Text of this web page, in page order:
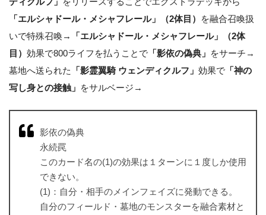
「エルシャドール・メシャフレール」（2体目）
を融合召喚扱
いで特殊召喚→
「エルシャドール・メシャフレール」（2体
目） 効果で800ライフを払うことで 「影依の偽典」 をサーチ→
墓地へ送られた
「影霊翼騎 ウェンディクルフ」 効果で 「神の
写し身との接触」 をサルベージ→
影依の偽典
永続罠
このカード名の(1)の効果は１ターンに１度しか使用
できない。
(1)：自分・相手のメインフェイズに発動できる。
自分のフィールド・墓地のモンスターを融合素材と